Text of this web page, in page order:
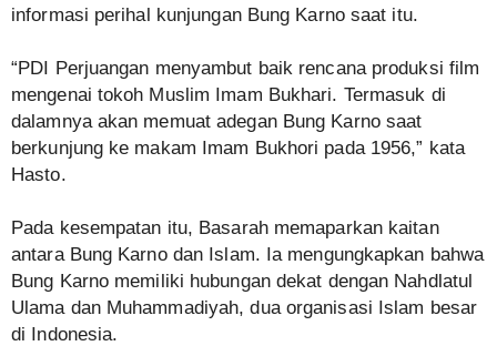
informasi perihal kunjungan Bung Karno saat itu.
“PDI Perjuangan menyambut baik rencana produksi film
mengenai tokoh Muslim Imam Bukhari. Termasuk di
dalamnya akan memuat adegan Bung Karno saat
berkunjung ke makam Imam Bukhori pada 1956,” kata
Hasto.
Pada kesempatan itu, Basarah memaparkan kaitan
antara Bung Karno dan Islam. Ia mengungkapkan bahwa
Bung Karno memiliki hubungan dekat dengan Nahdlatul
Ulama dan Muhammadiyah, dua organisasi Islam besar
di Indonesia.